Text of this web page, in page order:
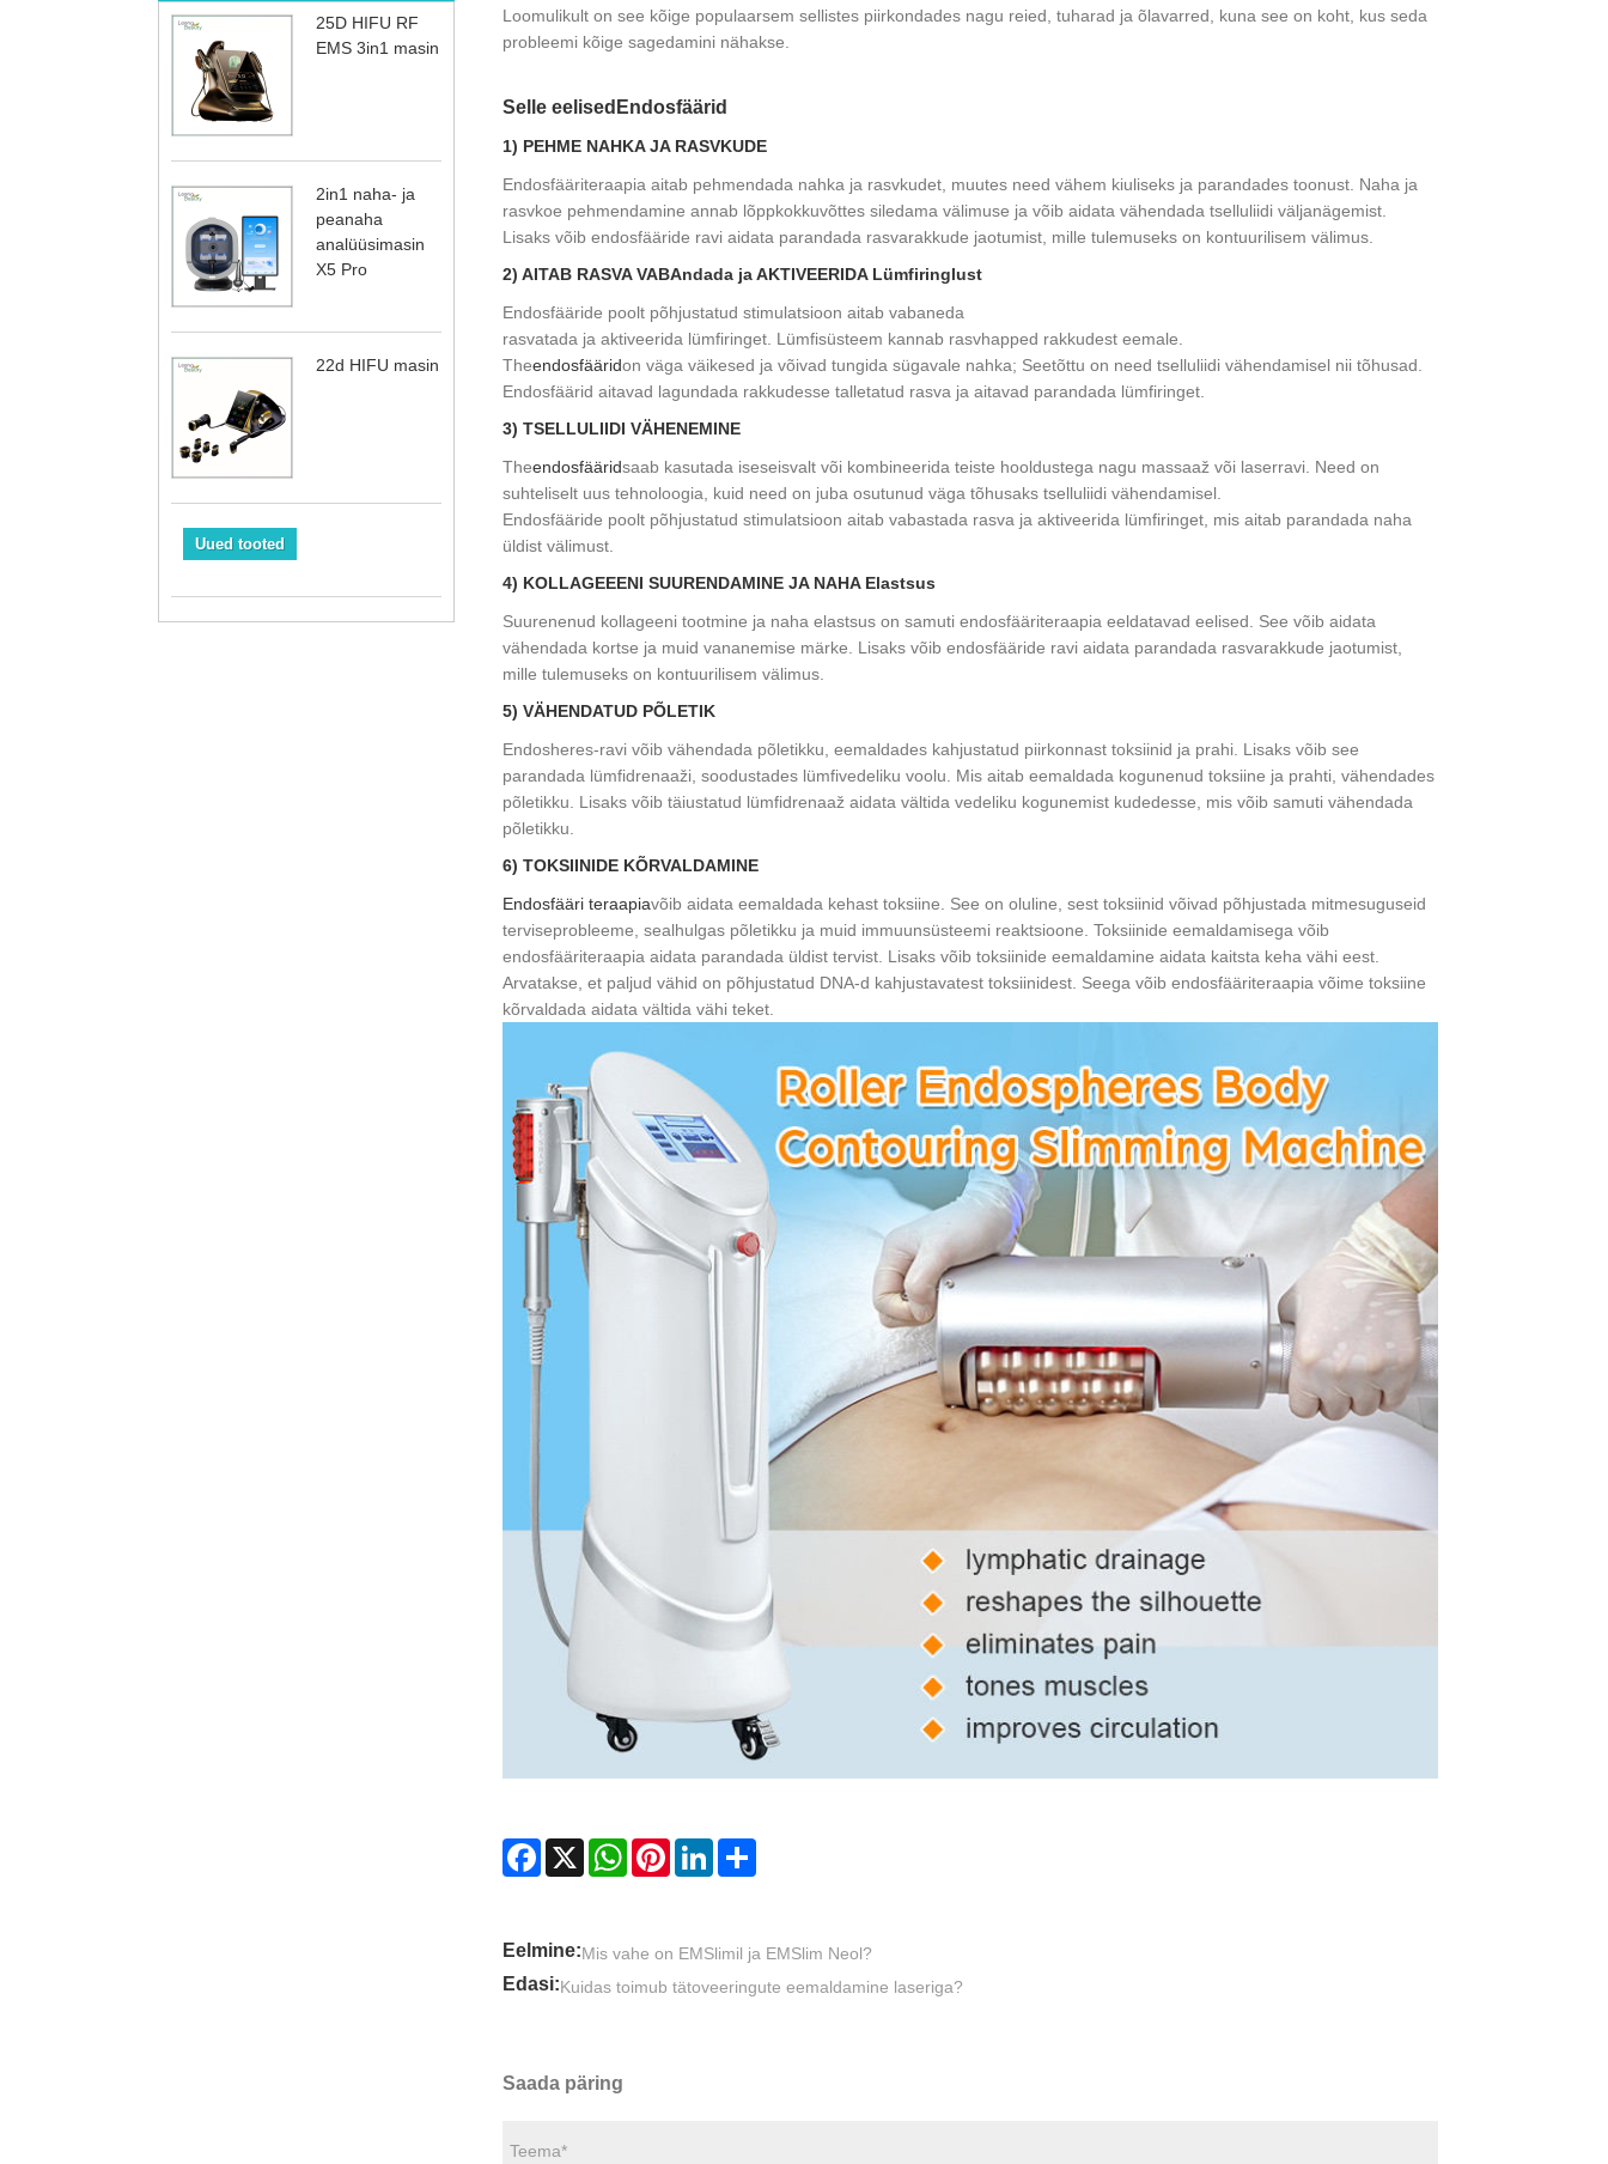
25D HIFU RF
EMS 3in1 masin
2in1 naha- ja
peanaha
analüüsimasin
X5 Pro
22d HIFU masin
Uued tooted
Loomulikult on see kõige populaarsem sellistes piirkondades nagu reied, tuharad ja õlavarred, kuna see on koht, kus seda
probleemi kõige sagedamini nähakse.
Selle eelised Endosfäärid
1) PEHME NAHKA JA RASVKUDE
Endosfääriteraapia aitab pehmendada nahka ja rasvkudet, muutes need vähem kiuliseks ja parandades toonust. Naha ja
rasvkoe pehmendamine annab lõppkokkuvõttes siledama välimuse ja võib aidata vähendada tselluliidi väljanägemist.
Lisaks võib endosfääride ravi aidata parandada rasvarakkude jaotumist, mille tulemuseks on kontuurilisem välimus.
2) AITAB RASVA VABAndada ja AKTIVEERIDA Lümfiringlust
Endosfääride poolt põhjustatud stimulatsioon aitab vabaneda
rasvatada ja aktiveerida lümfiringet. Lümfisüsteem kannab rasvhapped rakkudest eemale.
Theendosfääridon väga väikesed ja võivad tungida sügavale nahka; Seetõttu on need tselluliidi vähendamisel nii tõhusad.
Endosfäärid aitavad lagundada rakkudesse talletatud rasva ja aitavad parandada lümfiringet.
3) TSELLULIIDI VÄHENEMINE
Theendosfääridsaab kasutada iseseisvalt või kombineerida teiste hooldustega nagu massaaž või laserravi. Need on
suhteliselt uus tehnoloogia, kuid need on juba osutunud väga tõhusaks tselluliidi vähendamisel.
Endosfääride poolt põhjustatud stimulatsioon aitab vabastada rasva ja aktiveerida lümfiringet, mis aitab parandada naha
üldist välimust.
4) KOLLAGEEENI SUURENDAMINE JA NAHA Elastsus
Suurenenud kollageeni tootmine ja naha elastsus on samuti endosfääriteraapia eeldatavad eelised. See võib aidata
vähendada kortse ja muid vananemise märke. Lisaks võib endosfääride ravi aidata parandada rasvarakkude jaotumist,
mille tulemuseks on kontuurilisem välimus.
5) VÄHENDATUD PÕLETIK
Endosheres-ravi võib vähendada põletikku, eemaldades kahjustatud piirkonnast toksiinid ja prahi. Lisaks võib see
parandada lümfidrenaaži, soodustades lümfivedeliku voolu. Mis aitab eemaldada kogunenud toksiine ja prahti, vähendades
põletikku. Lisaks võib täiustatud lümfidrenaaž aidata vältida vedeliku kogunemist kudedesse, mis võib samuti vähendada
põletikku.
6) TOKSIINIDE KÕRVALDAMINE
Endosfääri teraapiavõib aidata eemaldada kehast toksiine. See on oluline, sest toksiinid võivad põhjustada mitmesuguseid
terviseprobleeme, sealhulgas põletikku ja muid immuunsüsteemi reaktsioone. Toksiinide eemaldamisega võib
endosfääriteraapia aidata parandada üldist tervist. Lisaks võib toksiinide eemaldamine aidata kaitsta keha vähi eest.
Arvatakse, et paljud vähid on põhjustatud DNA-d kahjustavatest toksiinidest. Seega võib endosfääriteraapia võime toksiine
kõrvaldada aidata vältida vähi teket.
Facebook
X WhatsAppPinterestLinkedInShare
Eelmine:Mis vahe on EMSlimil ja EMSlim Neol?
Edasi:Kuidas toimub tätoveeringute eemaldamine laseriga?
Saada päring